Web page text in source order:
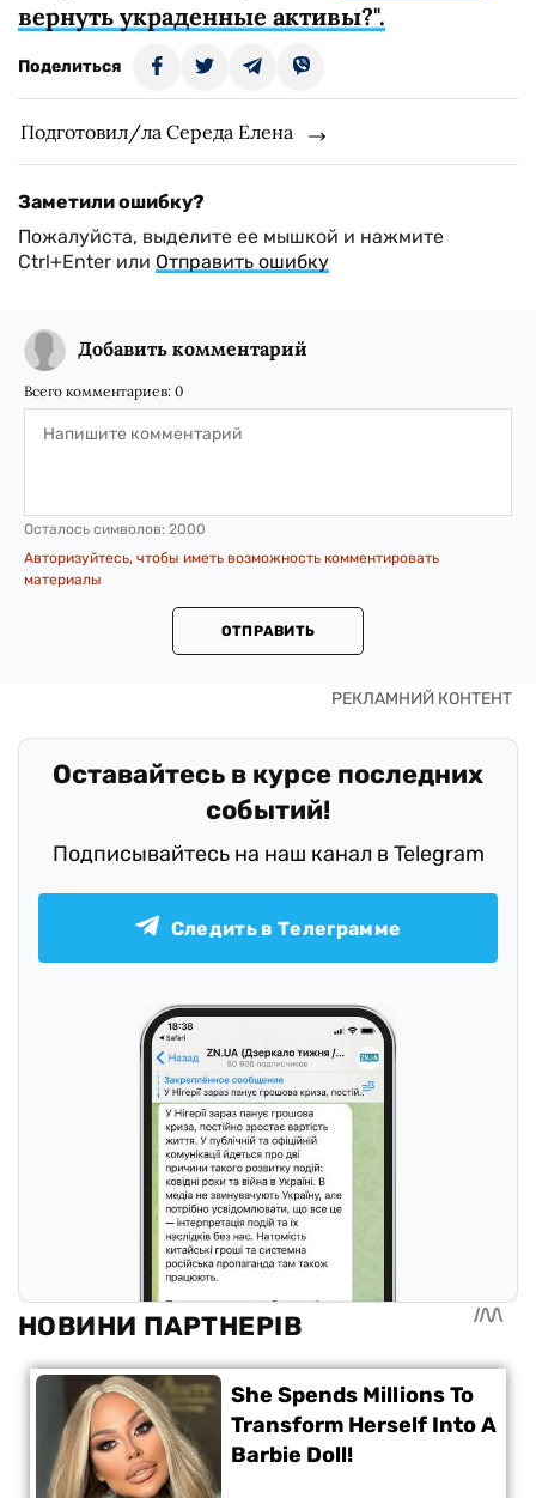
вернуть украденные активы?".
Поделиться
Подготовил/ла Середа Елена
Заметили ошибку?
Пожалуйста, выделите ее мышкой и нажмите
Ctrl+Enter или Отправить ошибку
Добавить комментарий
Всего комментариев: 0
Осталось символов: 2000
Авторизуйтесь, чтобы иметь возможность комментировать
материалы
ОТПРАВИТЬ
Оставайтесь в курсе последних
событий!
Подписывайтесь на наш канал в Telegram
Следить в Телеграмме